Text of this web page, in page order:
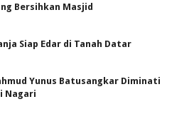
Bersihkan Masjid
Siap Edar di Tanah Datar
Yunus Batusangkar Diminati
Nagari